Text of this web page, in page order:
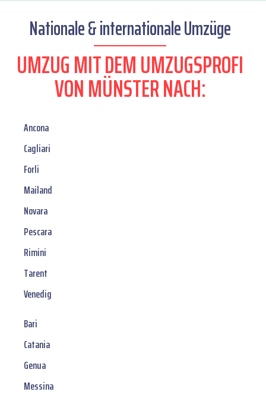
Nationale & internationale Umzüge
UMZUG MIT DEM UMZUGSPROFI
VON MÜNSTER NACH:
Ancona
Cagliari
Forli
Mailand
Novara
Pescara
Rimini
Tarent
Venedig
Bari
Catania
Genua
Messina